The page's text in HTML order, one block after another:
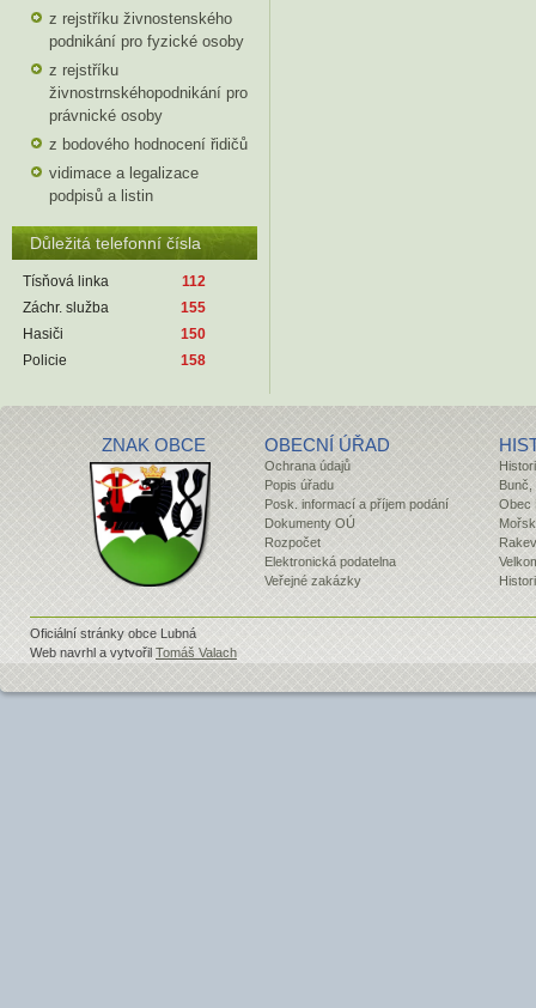
z rejstříku živnostenského
podnikání pro fyzické osoby
z rejstříku
živnostrnskéhopodnikání pro
právnické osoby
z bodového hodnocení řidičů
vidimace a legalizace
podpisů a listin
Důležitá telefonní čísla
Tísňová linka
112
Záchr. služba
155
Hasiči
150
Policie
158
ZNAK OBCE OBECNÍ ÚŘAD
Ochrana údajů
Popis úřadu
Posk. informací a příjem podání
Dokumenty OÚ
Rozpočet
Elektronická podatelna
Veřejné zakázky
Obec
Oficiální stránky obce Lubná
Web navrhl a vytvořil Tomáš Valach